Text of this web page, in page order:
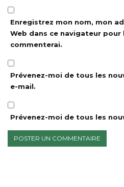
Enregistrez mon nom, mon
Web dans ce navigateur
commenterai.
Prévenez-moi de tous les
e-mail.
Prévenez-moi de tous les